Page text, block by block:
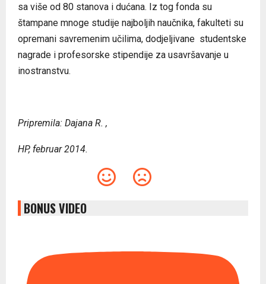
sa više od 80 stanova i dućana. Iz tog fonda su
štampane mnoge studije najboljih naučnika, fakulteti su
opremani savremenim učilima, dodjeljivane studentske
nagrade i profesorske stipendije za usavršavanje u
inostranstvu.
Pripremila: Dajana R. ,
HP, februar 2014.
BONUS VIDEO